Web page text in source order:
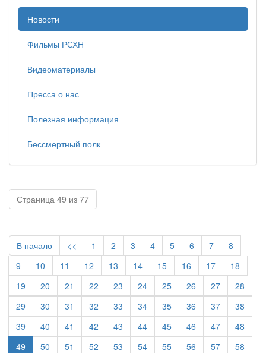
Новости
Фильмы РСХН
Видеоматериалы
Пресса о нас
Полезная информация
Бессмертный полк
Страница 49 из 77
В начало << 1 2 3 4 5 6 7
8
9
10 11 12 13 14 15 16 17
18
19
20 21 22 23 24 25 26 27
28
29
30 31 32 33 34 35 36 37
38
39
40 41 42 43 44 45 46 47
48
49
50 51 52 53 54 55 56 57
58